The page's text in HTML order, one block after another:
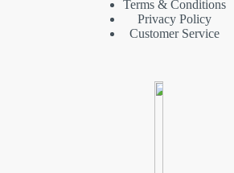
Terms & Conditions
Privacy Policy
Customer Service